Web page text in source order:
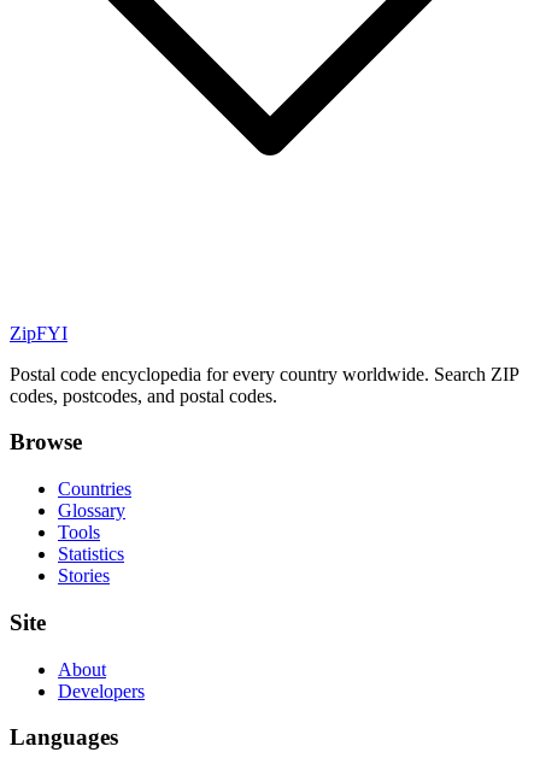
ZipFYI
Postal code encyclopedia for every country worldwide. Search ZIP
codes, postcodes, and postal codes.
Browse
Countries
Glossary
Tools
Statistics
Stories
Site
About
Developers
Languages